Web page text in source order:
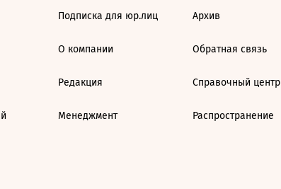
Подписка для юр.лиц
О компании
Редакция
Менеджмент
Архив
Обратная связь
Справочный центр
Распространение